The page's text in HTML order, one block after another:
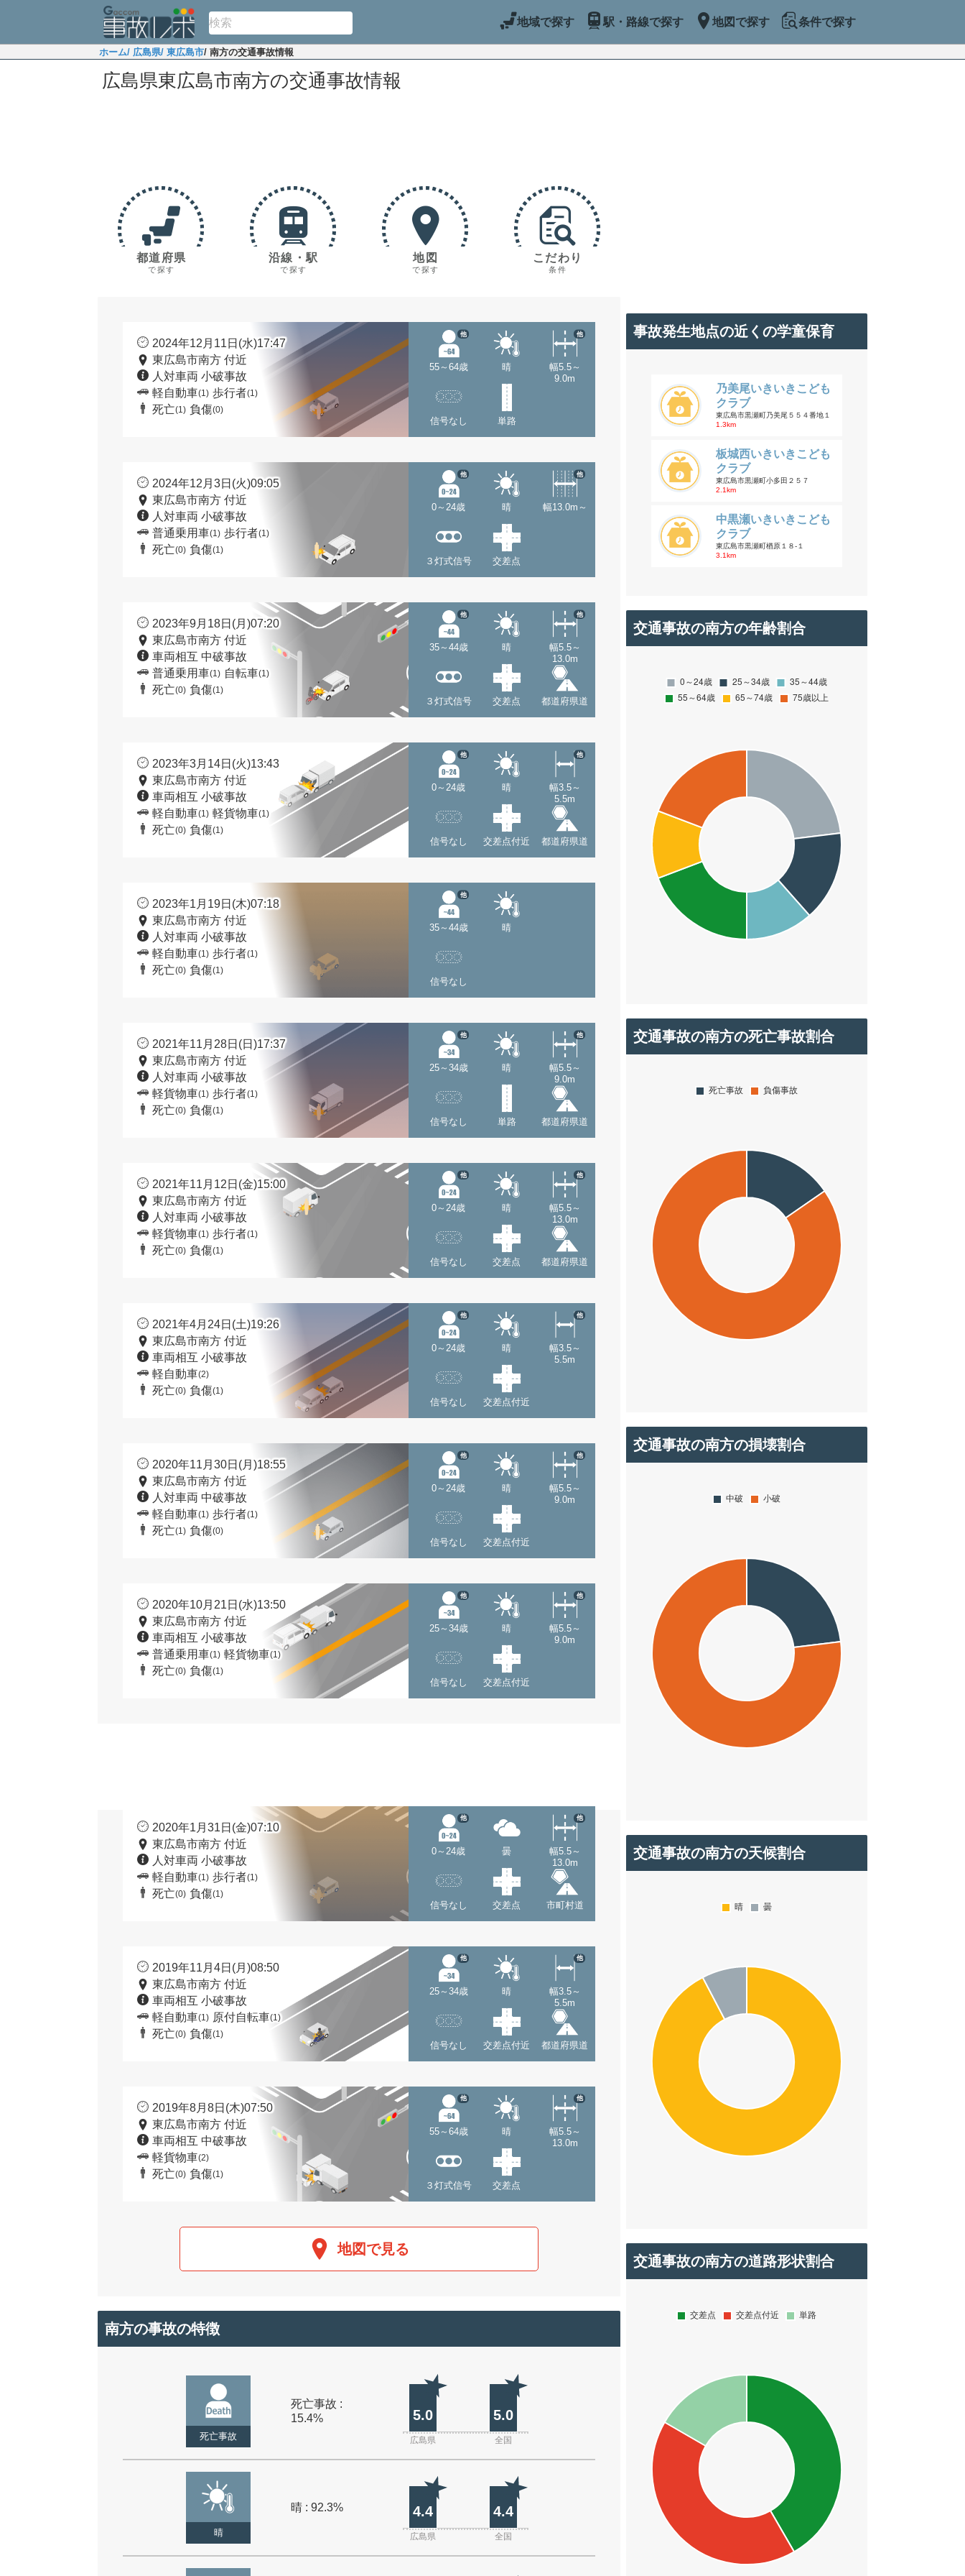
地域で探す 駅・路線で探す 地図で探す 条件で探す
ホーム/ 広島県/ 東広島市/ 南方の交通事故情報
広島県東広島市南方の交通事故情報
都道府県
で探す
沿線・駅
で探す
地図
で探す
こだわり
条件
2024年12月11日(水)17:47
東広島市南方 付近
人対車両 小破事故
軽自動車(1) 歩行者(1)
死亡(1) 負傷(0)
55～64歳
他
晴
幅5.5～
9.0m
他
信号なし 単路
2024年12月3日(火)09:05
東広島市南方 付近
人対車両 小破事故
普通乗用車(1) 歩行者(1)
死亡(0) 負傷(1)
0～24歳
他
晴 幅13.0m～
他
３灯式信号 交差点
2023年9月18日(月)07:20
東広島市南方 付近
車両相互 中破事故
普通乗用車(1) 自転車(1)
死亡(0) 負傷(1)
35～44歳
他
晴
幅5.5～
13.0m
他
３灯式信号 交差点 都道府県道
2023年3月14日(火)13:43
東広島市南方 付近
車両相互 小破事故
軽自動車(1) 軽貨物車(1)
死亡(0) 負傷(1)
0～24歳
他
晴
幅3.5～
5.5m
他
信号なし 交差点付近 都道府県道
2023年1月19日(木)07:18
東広島市南方 付近
人対車両 小破事故
軽自動車(1) 歩行者(1)
死亡(0) 負傷(1)
35～44歳
他
晴
信号なし
2021年11月28日(日)17:37
東広島市南方 付近
人対車両 小破事故
軽貨物車(1) 歩行者(1)
死亡(0) 負傷(1)
25～34歳
他
晴
幅5.5～
9.0m
他
信号なし 単路 都道府県道
2021年11月12日(金)15:00
東広島市南方 付近
人対車両 小破事故
軽貨物車(1) 歩行者(1)
死亡(0) 負傷(1)
0～24歳
他
晴
幅5.5～
13.0m
他
信号なし 交差点 都道府県道
2021年4月24日(土)19:26
東広島市南方 付近
車両相互 小破事故
軽自動車(2)
死亡(0) 負傷(1)
0～24歳
他
晴
幅3.5～
5.5m
他
信号なし 交差点付近
2020年11月30日(月)18:55
東広島市南方 付近
人対車両 中破事故
軽自動車(1) 歩行者(1)
死亡(1) 負傷(0)
0～24歳
他
晴
幅5.5～
9.0m
他
信号なし 交差点付近
2020年10月21日(水)13:50
東広島市南方 付近
車両相互 小破事故
普通乗用車(1) 軽貨物車(1)
死亡(0) 負傷(1)
25～34歳
他
晴
幅5.5～
9.0m
他
信号なし 交差点付近
2020年1月31日(金)07:10
東広島市南方 付近
人対車両 小破事故
軽自動車(1) 歩行者(1)
死亡(0) 負傷(1)
0～24歳
他
曇
幅5.5～
13.0m
他
信号なし 交差点 市町村道
2019年11月4日(月)08:50
東広島市南方 付近
車両相互 小破事故
軽自動車(1) 原付自転車(1)
死亡(0) 負傷(1)
25～34歳
他
晴
幅3.5～
5.5m
他
信号なし 交差点付近 都道府県道
2019年8月8日(木)07:50
東広島市南方 付近
車両相互 中破事故
軽貨物車(2)
死亡(0) 負傷(1)
55～64歳
他
晴
幅5.5～
13.0m
他
３灯式信号 交差点
地図で見る
南方の事故の特徴
死亡事故
死亡事故 :
15.4%
5.0 5.0
広島県 全国
晴
晴 : 92.3% 4.4 4.4
広島県 全国
事故発生地点の近くの学童保育
乃美尾いきいきこども
クラブ
東広島市黒瀬町乃美尾５５４番地１
1.3km
板城西いきいきこども
クラブ
東広島市黒瀬町小多田２５７
2.1km
中黒瀬いきいきこども
クラブ
東広島市黒瀬町楢原１８-１
3.1km
交通事故の南方の年齢割合
交通事故の南方の死亡事故割合
交通事故の南方の損壊割合
交通事故の南方の天候割合
交通事故の南方の道路形状割合